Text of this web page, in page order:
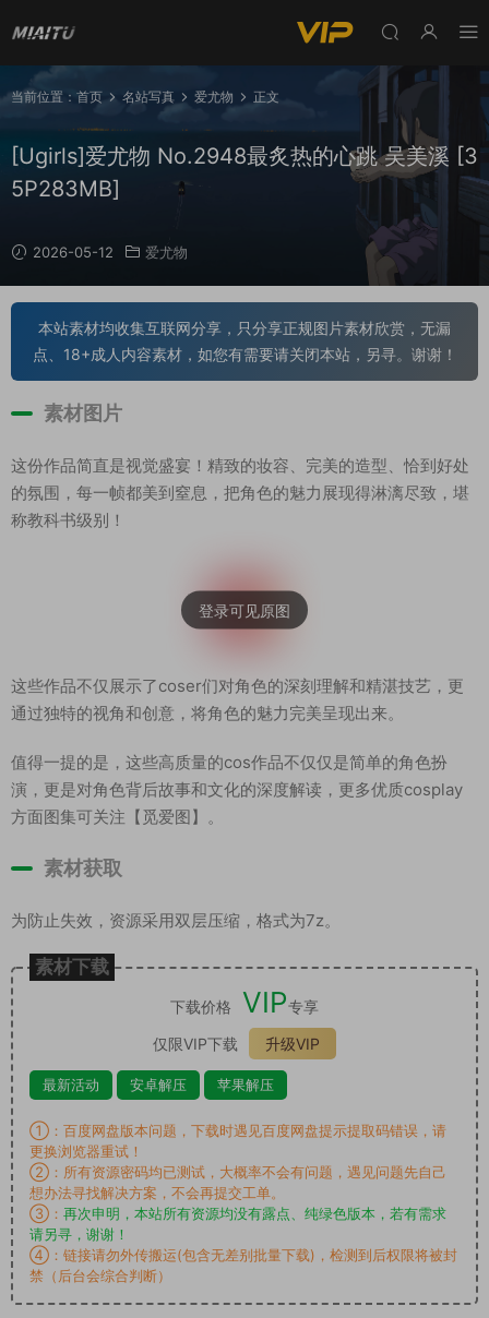
当前位置： 首页 名站写真 爱尤物 正文
[Ugirls]爱尤物 No.2948最炙热的心跳 吴美溪 [3
5P283MB]
2026-05-12 爱尤物
本站素材均收集互联网分享，只分享正规图片素材欣赏，无漏
点、18+成人内容素材，如您有需要请关闭本站，另寻。谢谢！
素材图片
这份作品简直是视觉盛宴！精致的妆容、完美的造型、恰到好处
的氛围，每一帧都美到窒息，把角色的魅力展现得淋漓尽致，堪
称教科书级别！
这些作品不仅展示了coser们对角色的深刻理解和精湛技艺，更
通过独特的视角和创意，将角色的魅力完美呈现出来。
值得一提的是，这些高质量的cos作品不仅仅是简单的角色扮
演，更是对角色背后故事和文化的深度解读，更多优质cosplay
方面图集可关注【觅爱图】。
素材获取
为防止失效，资源采用双层压缩，格式为7z。
素材下载
下载价格 VIP专享
仅限VIP下载
升级VIP
最新活动 安卓解压 苹果解压
①：百度网盘版本问题，下载时遇见百度网盘提示提取码错误，请
更换浏览器重试！
②：所有资源密码均已测试，大概率不会有问题，遇见问题先自己
想办法寻找解决方案，不会再提交工单。
③： 再次申明，本站所有资源均没有露点、纯绿色版本，若有需求
请另寻，谢谢！
④：链接请勿外传搬运(包含无差别批量下载)，检测到后权限将被封
禁（后台会综合判断）